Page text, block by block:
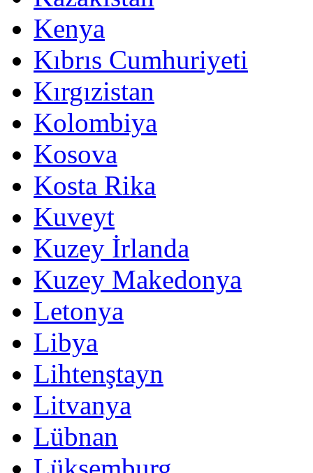
Kenya
Kıbrıs Cumhuriyeti
Kırgızistan
Kolombiya
Kosova
Kosta Rika
Kuveyt
Kuzey İrlanda
Kuzey Makedonya
Letonya
Libya
Lihtenştayn
Litvanya
Lübnan